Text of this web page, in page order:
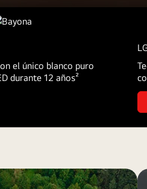
el único blanco puro
durante 12 años²